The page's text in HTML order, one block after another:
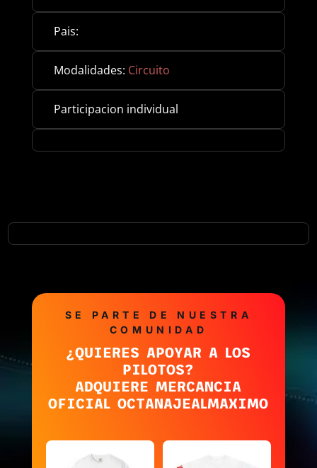
Pais:
Modalidades: Circuito
Participacion individual
SE PARTE DE NUESTRA
COMUNIDAD
¿QUIERES APOYAR A LOS
PILOTOS?
ADQUIERE MERCANCIA
OFICIAL OCTANAJEALMAXIMO